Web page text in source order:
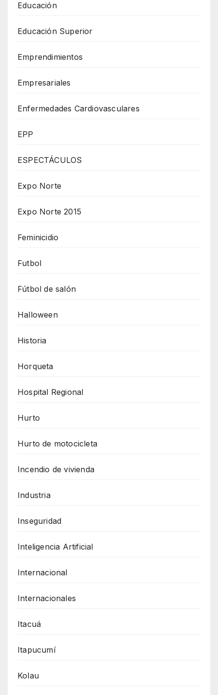
Educación
Educación Superior
Emprendimientos
Empresariales
Enfermedades Cardiovasculares
EPP
ESPECTÁCULOS
Expo Norte
Expo Norte 2015
Feminicidio
Futbol
Fútbol de salón
Halloween
Historia
Horqueta
Hospital Regional
Hurto
Hurto de motocicleta
Incendio de vivienda
Industria
Inseguridad
Inteligencia Artificial
Internacional
Internacionales
Itacuá
Itapucumí
Kolau